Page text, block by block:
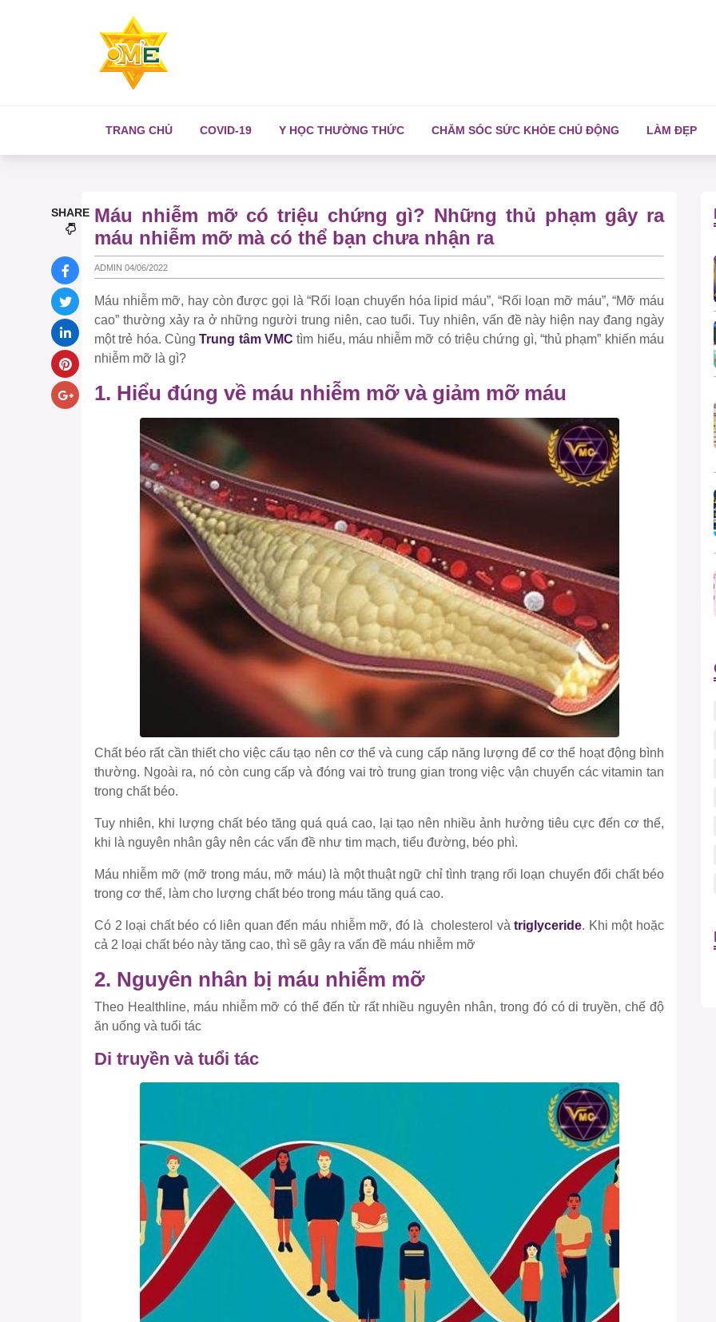
TRANG CHỦ COVID-19 Y HỌC THƯỜNG THỨC CHĂM SÓC SỨC KHỎE CHỦ ĐỘNG LÀM ĐẸP
Máu nhiễm mỡ có triệu chứng gì? Những thủ phạm gây ra
máu nhiễm mỡ mà có thể bạn chưa nhận ra
ADMIN 04/06/2022
Máu nhiễm mỡ, hay còn được gọi là “Rối loạn chuyển hóa lipid máu”, “Rối loạn mỡ máu”, “Mỡ máu
cao” thường xảy ra ở những người trung niên, cao tuổi. Tuy nhiên, vấn đề này hiện nay đang ngày
một trẻ hóa. CùngTrung tâm VMC tìm hiểu, máu nhiễm mỡ có triệu chứng gì, “thủ phạm” khiến máu
nhiễm mỡ là gì?
1. Hiểu đúng về máu nhiễm mỡ và giảm mỡ máu
Chất béo rất cần thiết cho việc cấu tạo nên cơ thể và cung cấp năng lượng để cơ thể hoạt động bình
thường. Ngoài ra, nó còn cung cấp và đóng vai trò trung gian trong việc vận chuyển các vitamin tan
trong chất béo.
Tuy nhiên, khi lượng chất béo tăng quá quá cao, lại tạo nên nhiều ảnh hưởng tiêu cực đến cơ thể,
khi là nguyên nhân gây nên các vấn đề như tim mạch, tiểu đường, béo phì.
Máu nhiễm mỡ (mỡ trong máu, mỡ máu) là một thuật ngữ chỉ tình trạng rối loạn chuyển đổi chất béo
trong cơ thể, làm cho lượng chất béo trong máu tăng quá cao.
Có 2 loại chất béo có liên quan đến máu nhiễm mỡ, đó là cholesterol vàtriglyceride. Khi một hoặc
cả 2 loại chất béo này tăng cao, thì sẽ gây ra vấn đề máu nhiễm mỡ
2. Nguyên nhân bị máu nhiễm mỡ
Theo Healthline, máu nhiễm mỡ có thể đến từ rất nhiều nguyên nhân, trong đó có di truyền, chế độ
ăn uống và tuổi tác
Di truyền và tuổi tác
SHARE